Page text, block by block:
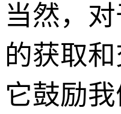
当然，
的获取
它鼓励